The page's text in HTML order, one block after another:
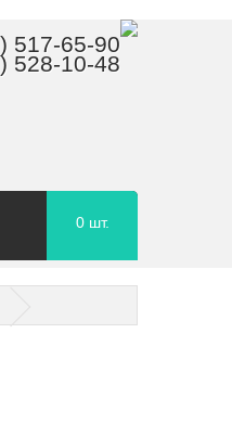
517-65-90
528-10-48
0 шт.